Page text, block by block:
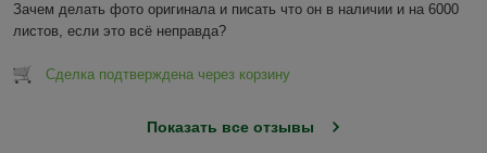
Зачем делать фото оригинала и писать что он в наличии и на 6000
листов, если это всё неправда?
Сделка подтверждена через корзину
Показать все отзывы